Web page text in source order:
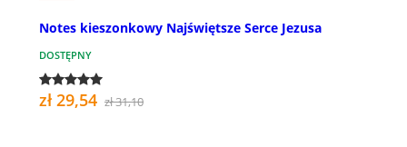
Notes kieszonkowy Najświętsze Serce Jezusa
DOSTĘPNY
zł 29,54 zł 31,10